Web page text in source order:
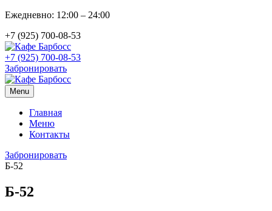
Ежедневно: 12:00 – 24:00
+7 (925) 700-08-53
+7 (925) 700-08-53
Забронировать
Menu
Главная
Меню
Контакты
Забронировать
Б-52
Б-52